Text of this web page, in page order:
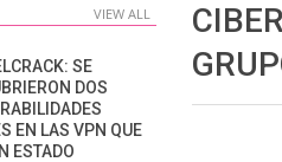
VIEW ALL
SE
DOS
EN LAS VPN QUE
ESTADO